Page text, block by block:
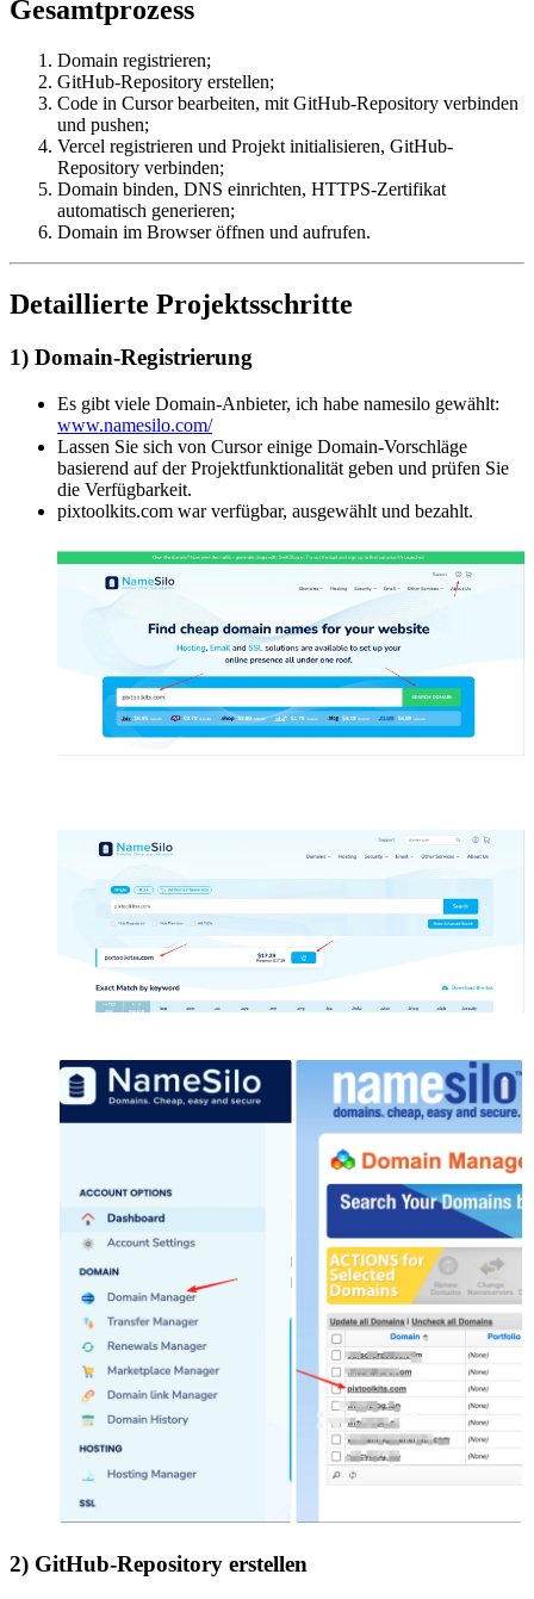
Gesamtprozess
Domain registrieren;
GitHub-Repository erstellen;
Code in Cursor bearbeiten, mit GitHub-Repository verbinden
und pushen;
Vercel registrieren und Projekt initialisieren, GitHub-
Repository verbinden;
Domain binden, DNS einrichten, HTTPS-Zertifikat
automatisch generieren;
Domain im Browser öffnen und aufrufen.
Detaillierte Projektsschritte
1) Domain-Registrierung
Es gibt viele Domain-Anbieter, ich habe namesilo gewählt:
www.namesilo.com/
Lassen Sie sich von Cursor einige Domain-Vorschläge
basierend auf der Projektfunktionalität geben und prüfen Sie
die Verfügbarkeit.
pixtoolkits.com war verfügbar, ausgewählt und bezahlt.
2) GitHub-Repository erstellen